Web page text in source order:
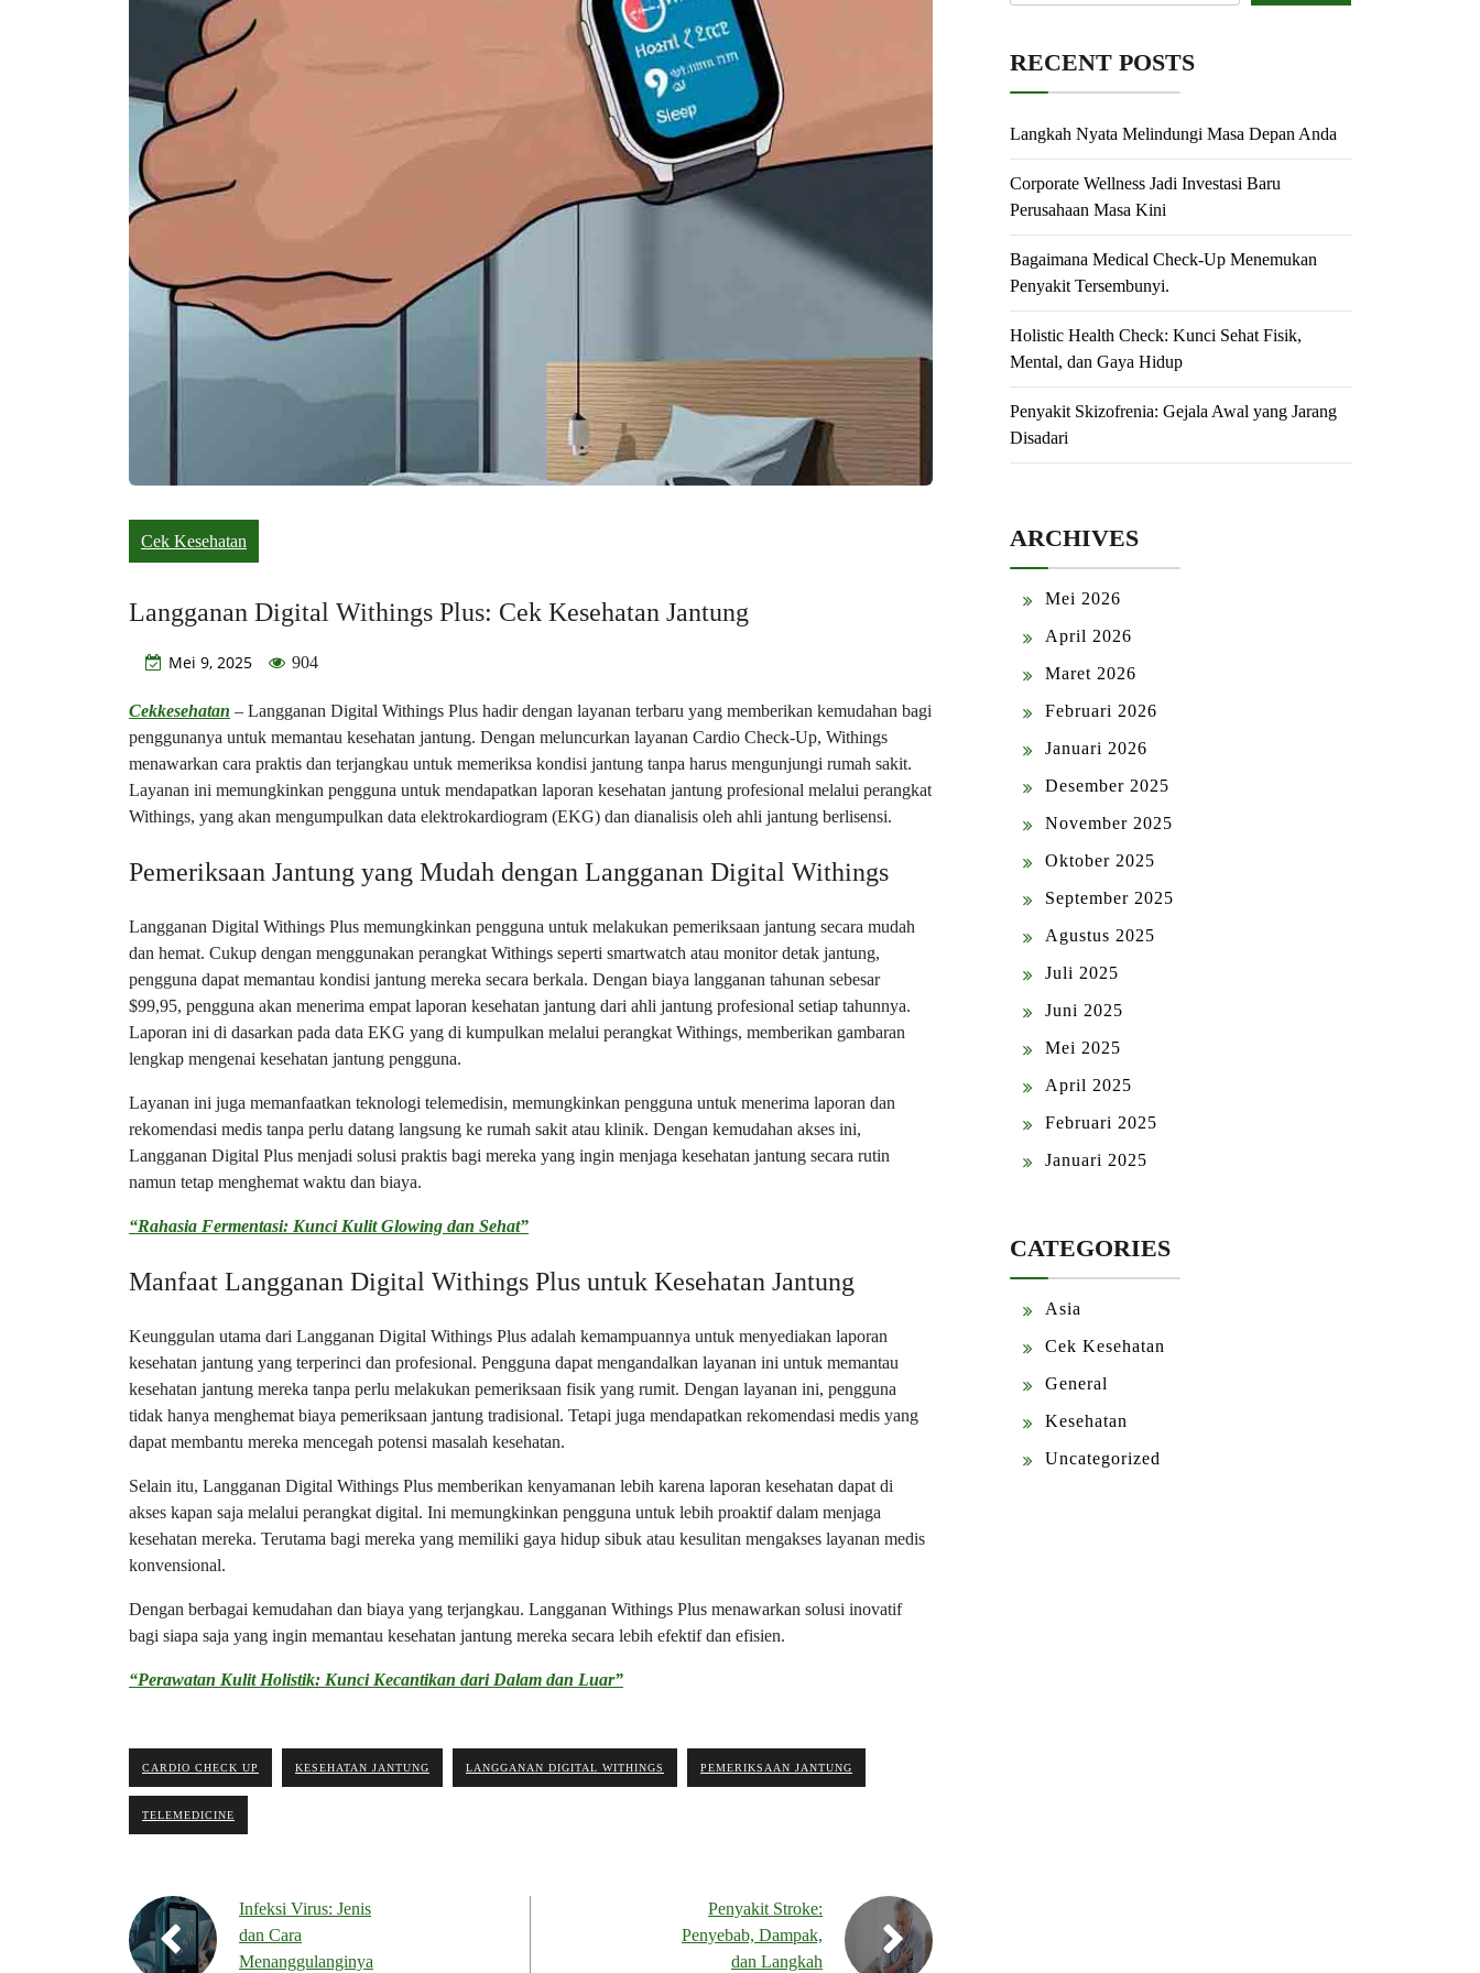
Cek Kesehatan
Langganan Digital Withings Plus: Cek Kesehatan Jantung
Mei 9, 2025 904
Cekkesehatan – Langganan Digital Withings Plus hadir dengan layanan terbaru yang memberikan kemudahan bagi
penggunanya untuk memantau kesehatan jantung. Dengan meluncurkan layanan Cardio Check-Up, Withings
menawarkan cara praktis dan terjangkau untuk memeriksa kondisi jantung tanpa harus mengunjungi rumah sakit.
Layanan ini memungkinkan pengguna untuk mendapatkan laporan kesehatan jantung profesional melalui perangkat
Withings, yang akan mengumpulkan data elektrokardiogram (EKG) dan dianalisis oleh ahli jantung berlisensi.
Pemeriksaan Jantung yang Mudah dengan Langganan Digital Withings
Langganan Digital Withings Plus memungkinkan pengguna untuk melakukan pemeriksaan jantung secara mudah
dan hemat. Cukup dengan menggunakan perangkat Withings seperti smartwatch atau monitor detak jantung,
pengguna dapat memantau kondisi jantung mereka secara berkala. Dengan biaya langganan tahunan sebesar
$99,95, pengguna akan menerima empat laporan kesehatan jantung dari ahli jantung profesional setiap tahunnya.
Laporan ini di dasarkan pada data EKG yang di kumpulkan melalui perangkat Withings, memberikan gambaran
lengkap mengenai kesehatan jantung pengguna.
Layanan ini juga memanfaatkan teknologi telemedisin, memungkinkan pengguna untuk menerima laporan dan
rekomendasi medis tanpa perlu datang langsung ke rumah sakit atau klinik. Dengan kemudahan akses ini,
Langganan Digital Plus menjadi solusi praktis bagi mereka yang ingin menjaga kesehatan jantung secara rutin
namun tetap menghemat waktu dan biaya.
“Rahasia Fermentasi: Kunci Kulit Glowing dan Sehat”
Manfaat Langganan Digital Withings Plus untuk Kesehatan Jantung
Keunggulan utama dari Langganan Digital Withings Plus adalah kemampuannya untuk menyediakan laporan
kesehatan jantung yang terperinci dan profesional. Pengguna dapat mengandalkan layanan ini untuk memantau
kesehatan jantung mereka tanpa perlu melakukan pemeriksaan fisik yang rumit. Dengan layanan ini, pengguna
tidak hanya menghemat biaya pemeriksaan jantung tradisional. Tetapi juga mendapatkan rekomendasi medis yang
dapat membantu mereka mencegah potensi masalah kesehatan.
Selain itu, Langganan Digital Withings Plus memberikan kenyamanan lebih karena laporan kesehatan dapat di
akses kapan saja melalui perangkat digital. Ini memungkinkan pengguna untuk lebih proaktif dalam menjaga
kesehatan mereka. Terutama bagi mereka yang memiliki gaya hidup sibuk atau kesulitan mengakses layanan medis
konvensional.
Dengan berbagai kemudahan dan biaya yang terjangkau. Langganan Withings Plus menawarkan solusi inovatif
bagi siapa saja yang ingin memantau kesehatan jantung mereka secara lebih efektif dan efisien.
“Perawatan Kulit Holistik: Kunci Kecantikan dari Dalam dan Luar”
CARDIO CHECK UP KESEHATAN JANTUNG LANGGANAN DIGITAL WITHINGS PEMERIKSAAN JANTUNG
TELEMEDICINE
Infeksi Virus: Jenis
dan Cara
Menanggulanginya
Penyakit Stroke:
Penyebab, Dampak,
dan Langkah
RECENT POSTS
Langkah Nyata Melindungi Masa Depan Anda
Corporate Wellness Jadi Investasi Baru
Perusahaan Masa Kini
Bagaimana Medical Check-Up Menemukan
Penyakit Tersembunyi.
Holistic Health Check: Kunci Sehat Fisik,
Mental, dan Gaya Hidup
Penyakit Skizofrenia: Gejala Awal yang Jarang
Disadari
ARCHIVES
Mei 2026
April 2026
Maret 2026
Februari 2026
Januari 2026
Desember 2025
November 2025
Oktober 2025
September 2025
Agustus 2025
Juli 2025
Juni 2025
Mei 2025
April 2025
Februari 2025
Januari 2025
CATEGORIES
Asia
Cek Kesehatan
General
Kesehatan
Uncategorized